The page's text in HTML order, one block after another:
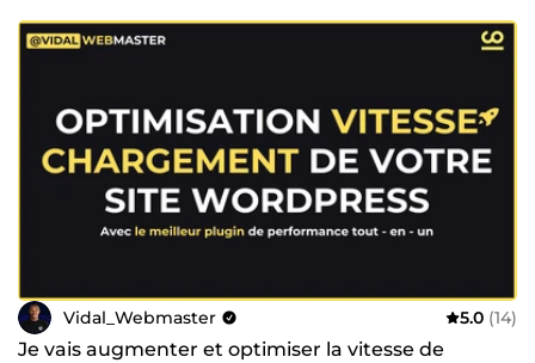
Vidal_Webmaster 5.0 (14)
Je vais augmenter et optimiser la vitesse de